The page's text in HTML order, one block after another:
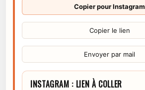
Copier pour Instagram
Copier le lien
Envoyer par mail
INSTAGRAM : LIEN À COLLER